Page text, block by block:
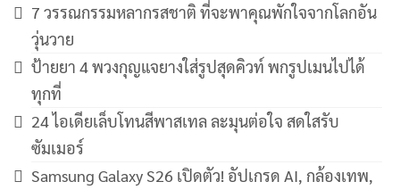
7 วรรณกรรมหลากรสชาติ ที่จะพาคุณพักใจจากโลกอัน
วุ่นวาย
ป้ายยา 4 พวงกุญแจยางใส่รูปสุดคิวท์ พกรูปเมนไปได้
ทุกที่
24 ไอเดียเล็บโทนสีพาสเทล ละมุนต่อใจ สดใสรับ
ซัมเมอร์
Samsung Galaxy S26 เปิดตัว! อัปเกรด AI, กล้องเทพ,